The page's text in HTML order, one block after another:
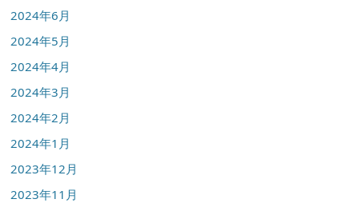
2024年6月
2024年5月
2024年4月
2024年3月
2024年2月
2024年1月
2023年12月
2023年11月